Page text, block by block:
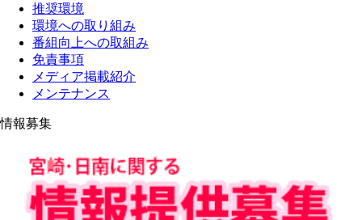
推奨環境
環境への取り組み
番組向上への取組み
免責事項
メディア掲載紹介
メンテナンス
情報募集